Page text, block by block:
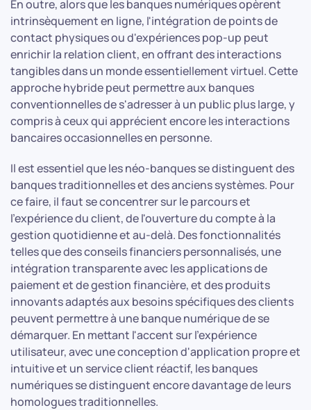
En outre, alors que les banques numériques opèrent
intrinsèquement en ligne, l'intégration de points de
contact physiques ou d'expériences pop-up peut
enrichir la relation client, en offrant des interactions
tangibles dans un monde essentiellement virtuel. Cette
approche hybride peut permettre aux banques
conventionnelles de s'adresser à un public plus large, y
compris à ceux qui apprécient encore les interactions
bancaires occasionnelles en personne.
Il est essentiel que les néo-banques se distinguent des
banques traditionnelles et des anciens systèmes. Pour
ce faire, il faut se concentrer sur le parcours et
l'expérience du client, de l'ouverture du compte à la
gestion quotidienne et au-delà. Des fonctionnalités
telles que des conseils financiers personnalisés, une
intégration transparente avec les applications de
paiement et de gestion financière, et des produits
innovants adaptés aux besoins spécifiques des clients
peuvent permettre à une banque numérique de se
démarquer. En mettant l'accent sur l'expérience
utilisateur, avec une conception d'application propre et
intuitive et un service client réactif, les banques
numériques se distinguent encore davantage de leurs
homologues traditionnelles.